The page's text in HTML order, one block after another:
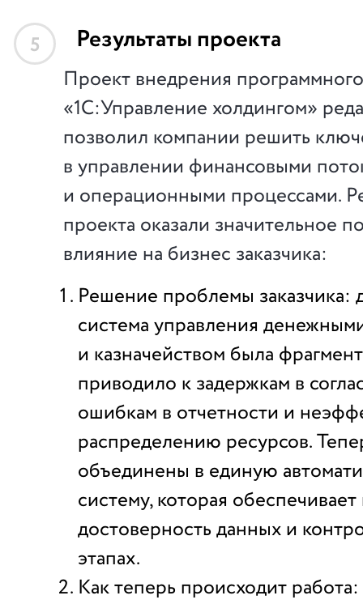
5 Результаты проекта
Проект внедрения
«1C:Управление холдингом»
позволил компании решить
в управлении финансовыми
и операционными процессами.
проекта оказали значительное
влияние на бизнес заказчика:
Решение проблемы заказчика:
система управления
и казначейством была
приводило к задержкам в
ошибкам в отчетности и
распределению ресурсов.
объединены в единую
систему, которая
достоверность данных и
этапах.
Как теперь происходит работа: